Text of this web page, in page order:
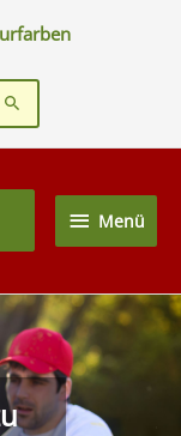
Menü